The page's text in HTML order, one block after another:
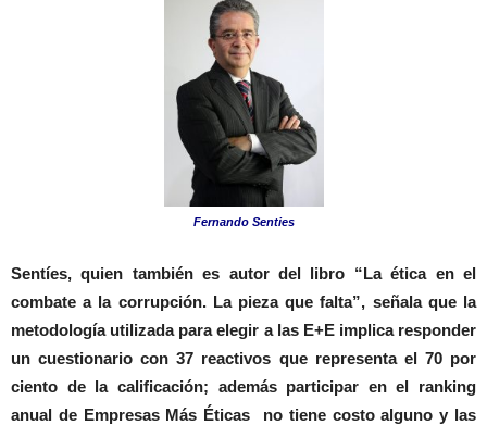
Fernando Senties
Sentíes, quien también es autor del libro “La ética en el
combate a la corrupción. La pieza que falta”, señala que la
metodología utilizada para elegir a las E+E implica responder
un cuestionario con 37 reactivos que representa el 70 por
ciento de la calificación; además participar en el ranking
anual de Empresas Más Éticas no tiene costo alguno y las